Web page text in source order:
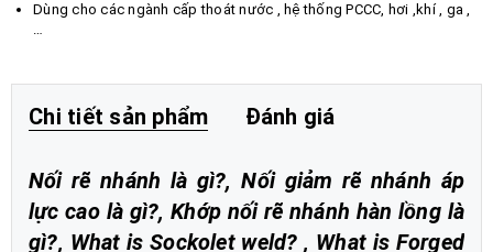
Dùng cho các ngành cấp thoát nước , hệ thống PCCC, hơi ,khí , ga ,
…
Chi tiết sản phẩm Đánh giá
Nối rẽ nhánh là gì?, Nối giảm rẽ nhánh áp
lực cao là gì?, Khớp nối rẽ nhánh hàn lồng là
gì?, What is Sockolet weld? , What is Forged